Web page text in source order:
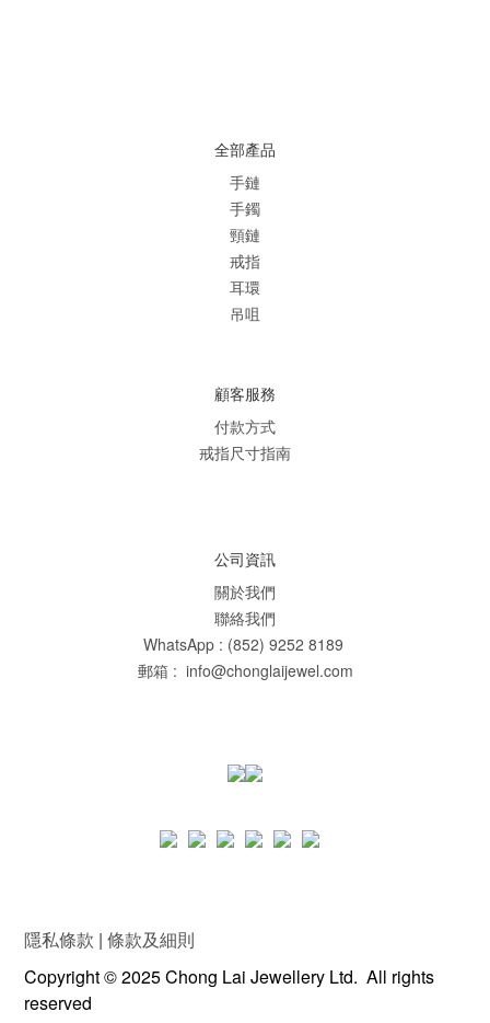
全部產品
手鏈
手鐲
頸鏈
戒指
耳環
吊咀
顧客服務
付款方式
戒指尺寸指南
公司資訊
關於我們
聯絡我們
WhatsApp : (852) 9252 8189
郵箱 : info@chonglaijewel.com
隱私條款 | 條款及細則
Copyright © 2025 Chong Lai Jewellery Ltd. All rights
reserved